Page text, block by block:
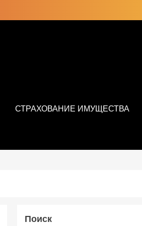
СТРАХОВАНИЕ ИМУЩЕСТВА
Поиск